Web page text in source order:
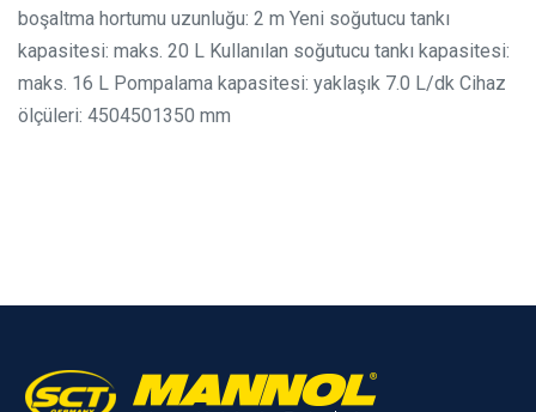
boşaltma hortumu uzunluğu: 2 m Yeni soğutucu tankı
kapasitesi: maks. 20 L Kullanılan soğutucu tankı kapasitesi:
maks. 16 L Pompalama kapasitesi: yaklaşık 7.0 L/dk Cihaz
ölçüleri: 4504501350 mm